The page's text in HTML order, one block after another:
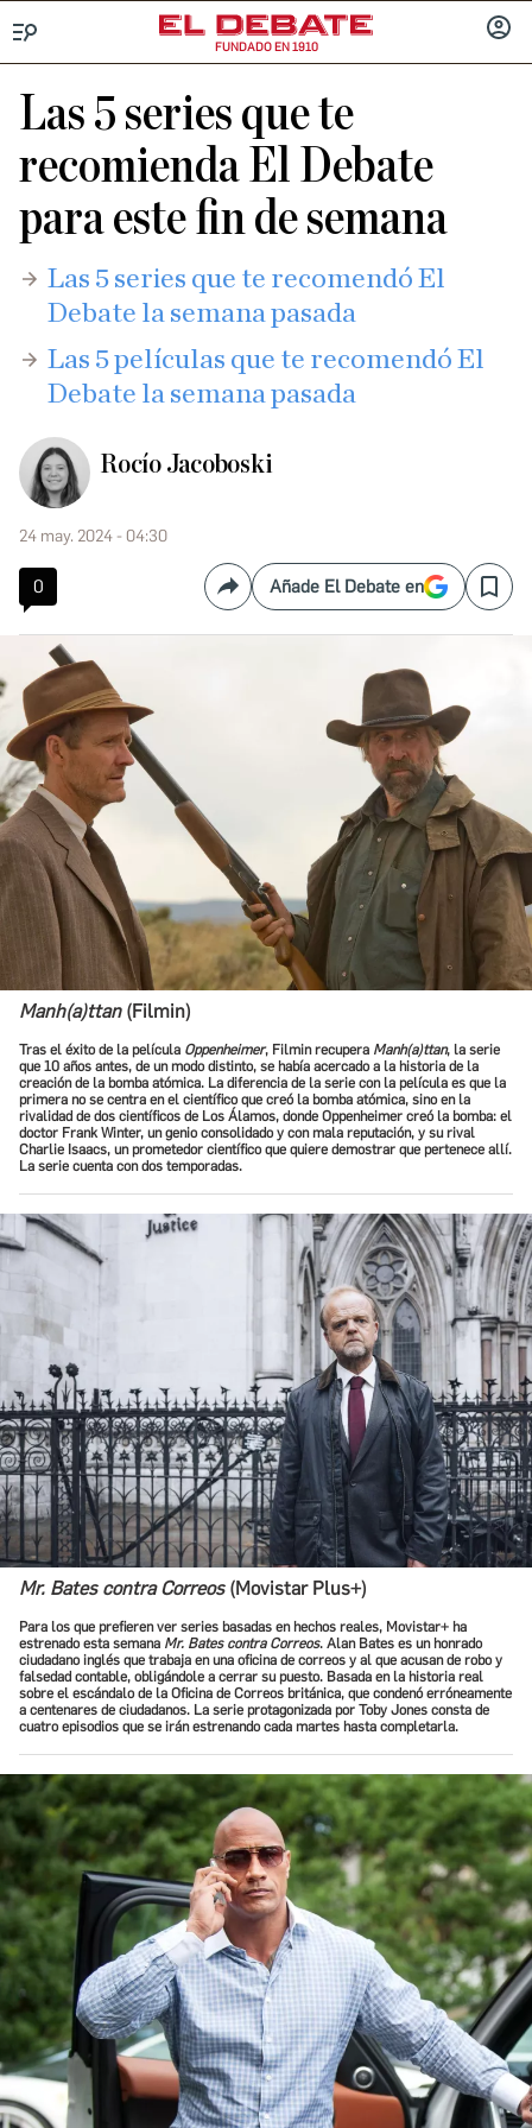
FUNDADO EN 1910
Las 5 series que te
recomienda El Debate
para este fin de semana
Las 5 series que te recomendó El
Debate la semana pasada
​Las 5 películas que te recomendó El
Debate la semana pasada
Rocío Jacoboski
24 may. 2024 - 04:30
0 CompartirAñade El Debate en Save
Manh(a)ttan (Filmin)
Tras el éxito de la película Oppenheimer, Filmin recupera Manh(a)ttan, la serie
que 10 años antes, de un modo distinto, se había acercado a la historia de la
creación de la bomba atómica. La diferencia de la serie con la película es que la
primera no se centra en el científico que creó la bomba atómica, sino en la
rivalidad de dos científicos de Los Álamos, donde Oppenheimer creó la bomba: el
doctor Frank Winter, un genio consolidado y con mala reputación, y su rival
Charlie Isaacs, un prometedor científico que quiere demostrar que pertenece allí.
La serie cuenta con dos temporadas.
Mr. Bates contra Correos (Movistar Plus+)
Para los que prefieren ver series basadas en hechos reales, Movistar+ ha
estrenado esta semana Mr. Bates contra Correos. Alan Bates es un honrado
ciudadano inglés que trabaja en una oficina de correos y al que acusan de robo y
falsedad contable, obligándole a cerrar su puesto. Basada en la historia real
sobre el escándalo de la Oficina de Correos británica, que condenó erróneamente
a centenares de ciudadanos. La serie protagonizada por Toby Jones consta de
cuatro episodios que se irán estrenando cada martes hasta completarla.